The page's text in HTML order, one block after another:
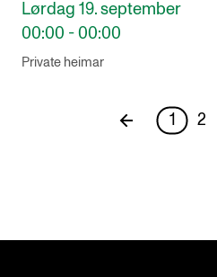
Lørdag 19. september
00:00 - 00:00
Private heimar
1 2